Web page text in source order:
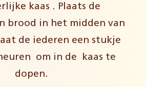
kaas . Plaats de
brood in het midden van
de iederen een stukje
om in de kaas te
dopen.